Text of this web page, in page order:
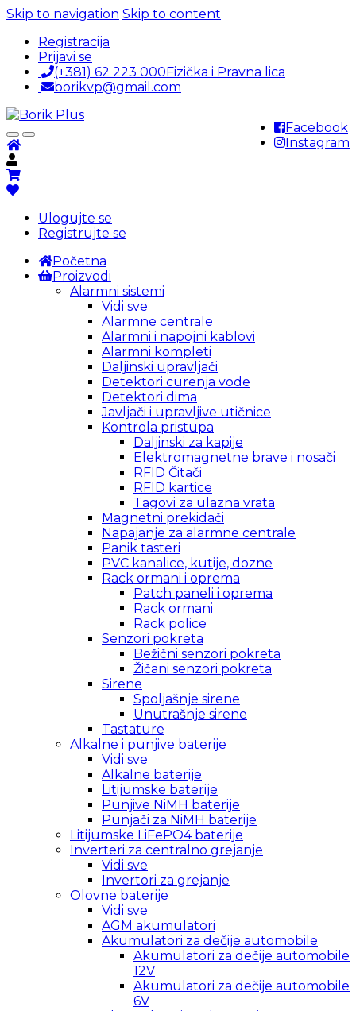
Skip to navigation Skip to content
Registracija
Prijavi se
(+381) 62 223 000Fizička i Pravna lica
borikvp@gmail.com
Facebook
Instagram
Ulogujte se
Registrujte se
Početna
Proizvodi
Alarmni sistemi
Vidi sve
Alarmne centrale
Alarmni i napojni kablovi
Alarmni kompleti
Daljinski upravljači
Detektori curenja vode
Detektori dima
Javljači i upravljive utičnice
Kontrola pristupa
Daljinski za kapije
Elektromagnetne brave i nosači
RFID Čitači
RFID kartice
Tagovi za ulazna vrata
Magnetni prekidači
Napajanje za alarmne centrale
Panik tasteri
PVC kanalice, kutije, dozne
Rack ormani i oprema
Patch paneli i oprema
Rack ormani
Rack police
Senzori pokreta
Bežični senzori pokreta
Žičani senzori pokreta
Sirene
Spoljašnje sirene
Unutrašnje sirene
Tastature
Alkalne i punjive baterije
Vidi sve
Alkalne baterije
Litijumske baterije
Punjive NiMH baterije
Punjači za NiMH baterije
Litijumske LiFePO4 baterije
Inverteri za centralno grejanje
Vidi sve
Invertori za grejanje
Olovne baterije
Vidi sve
AGM akumulatori
Akumulatori za dečije automobile
Akumulatori za dečije automobile
12V
Akumulatori za dečije automobile
6V